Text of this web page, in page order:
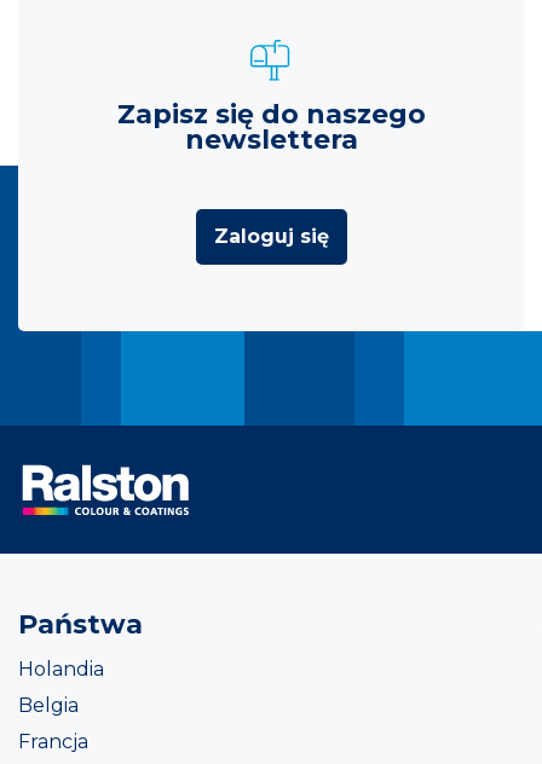
Zapisz się do naszego
newslettera
Zaloguj się
Państwa
Holandia
Belgia
Francja